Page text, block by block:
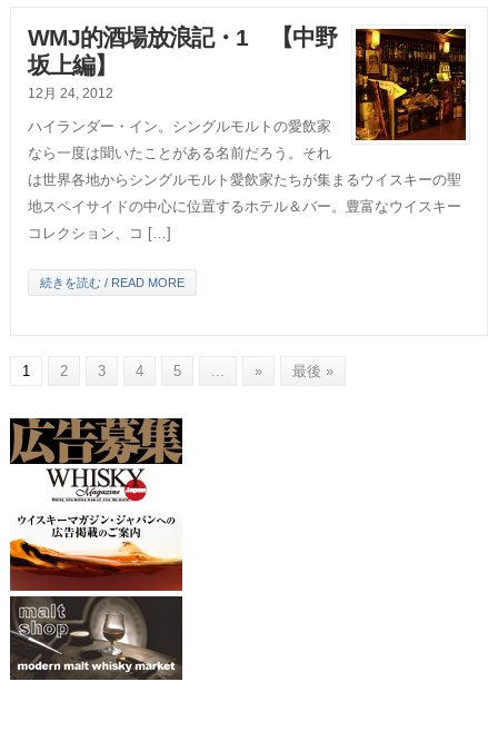
WMJ的酒場放浪記・1 【中野
坂上編】
12月 24, 2012
ハイランダー・イン。シングルモルトの愛飲家
なら一度は聞いたことがある名前だろう。それ
は世界各地からシングルモルト愛飲家たちが集まるウイスキーの聖
地スペイサイドの中心に位置するホテル＆バー。豊富なウイスキー
コレクション、コ […]
続きを読む / READ MORE
1 2 3 4 5 ... » 最後 »